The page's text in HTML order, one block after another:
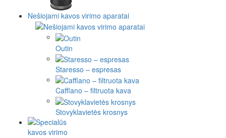
Nešiojami kavos virimo aparatai
Outin
Staresso – espresas
Cafflano – filtruota kava
Stovyklavietės krosnys